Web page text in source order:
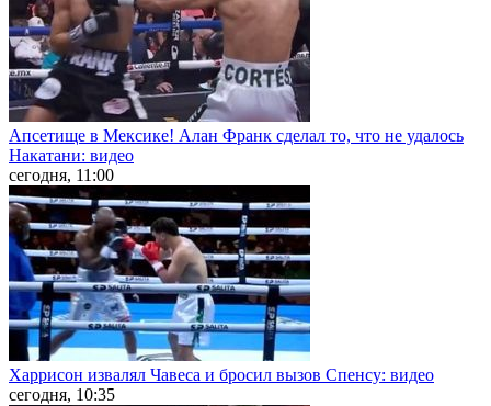
Апсетище в Мексике! Алан Франк сделал то, что не удалось
Накатани: видео
сегодня, 11:00
Харрисон извалял Чавеса и бросил вызов Спенсу: видео
сегодня, 10:35